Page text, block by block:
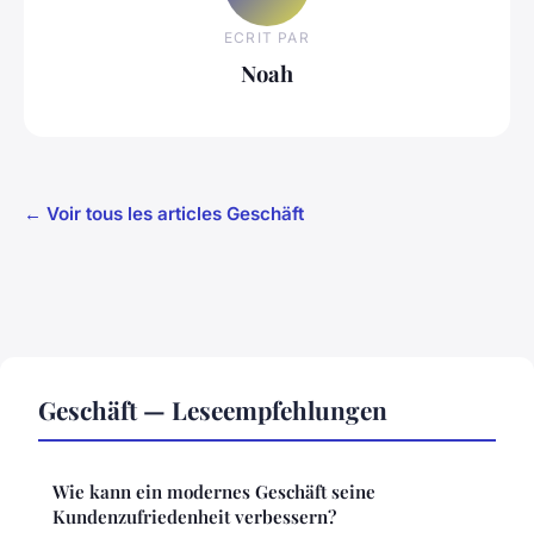
ECRIT PAR
Noah
← Voir tous les articles Geschäft
Geschäft — Leseempfehlungen
Wie kann ein modernes Geschäft seine
Kundenzufriedenheit verbessern?